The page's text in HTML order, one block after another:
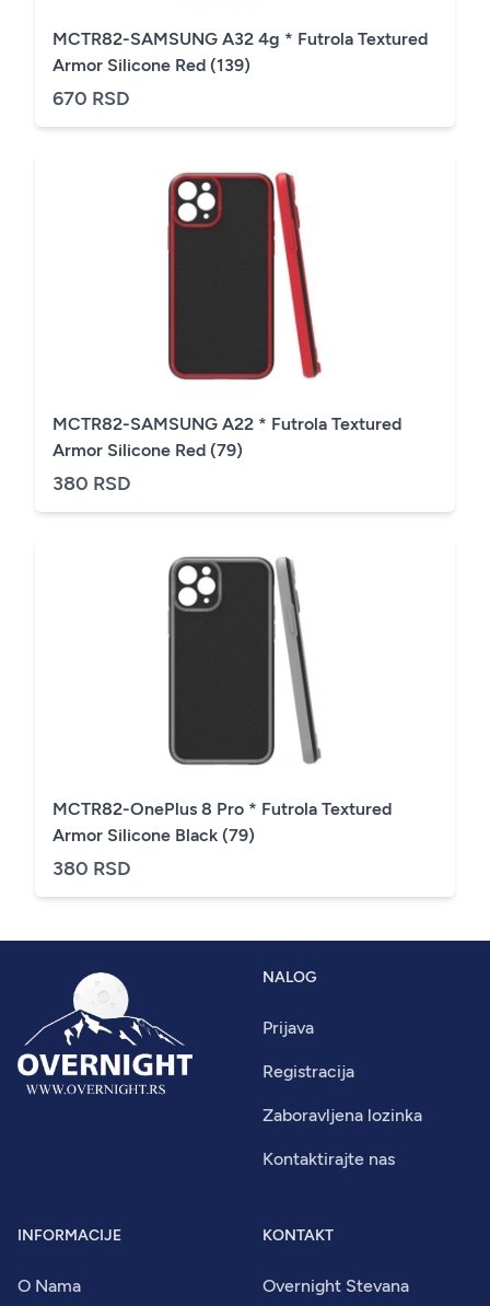
MCTR82-SAMSUNG A32 4g * Futrola Textured
Armor Silicone Red (139)
670 RSD
MCTR82-SAMSUNG A22 * Futrola Textured
Armor Silicone Red (79)
380 RSD
MCTR82-OnePlus 8 Pro * Futrola Textured
Armor Silicone Black (79)
380 RSD
NALOG
Prijava
Registracija
Zaboravljena lozinka
Kontaktirajte nas
INFORMACIJE
O Nama
KONTAKT
Overnight Stevana